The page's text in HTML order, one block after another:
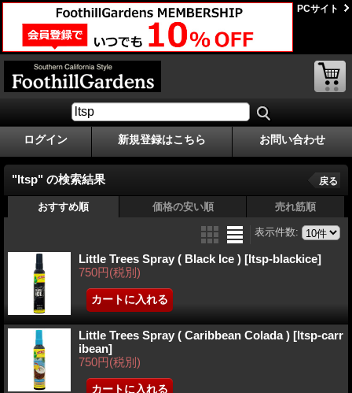
PCサイト
ログイン 新規登録はこちら お問い合わせ
"ltsp" の検索結果 戻る
おすすめ順 価格の安い順 売れ筋順
表示件数:
Little Trees Spray ( Black Ice ) [ltsp-blackice]
750円(税別)
Little Trees Spray ( Caribbean Colada ) [ltsp-carr
ibean]
750円(税別)